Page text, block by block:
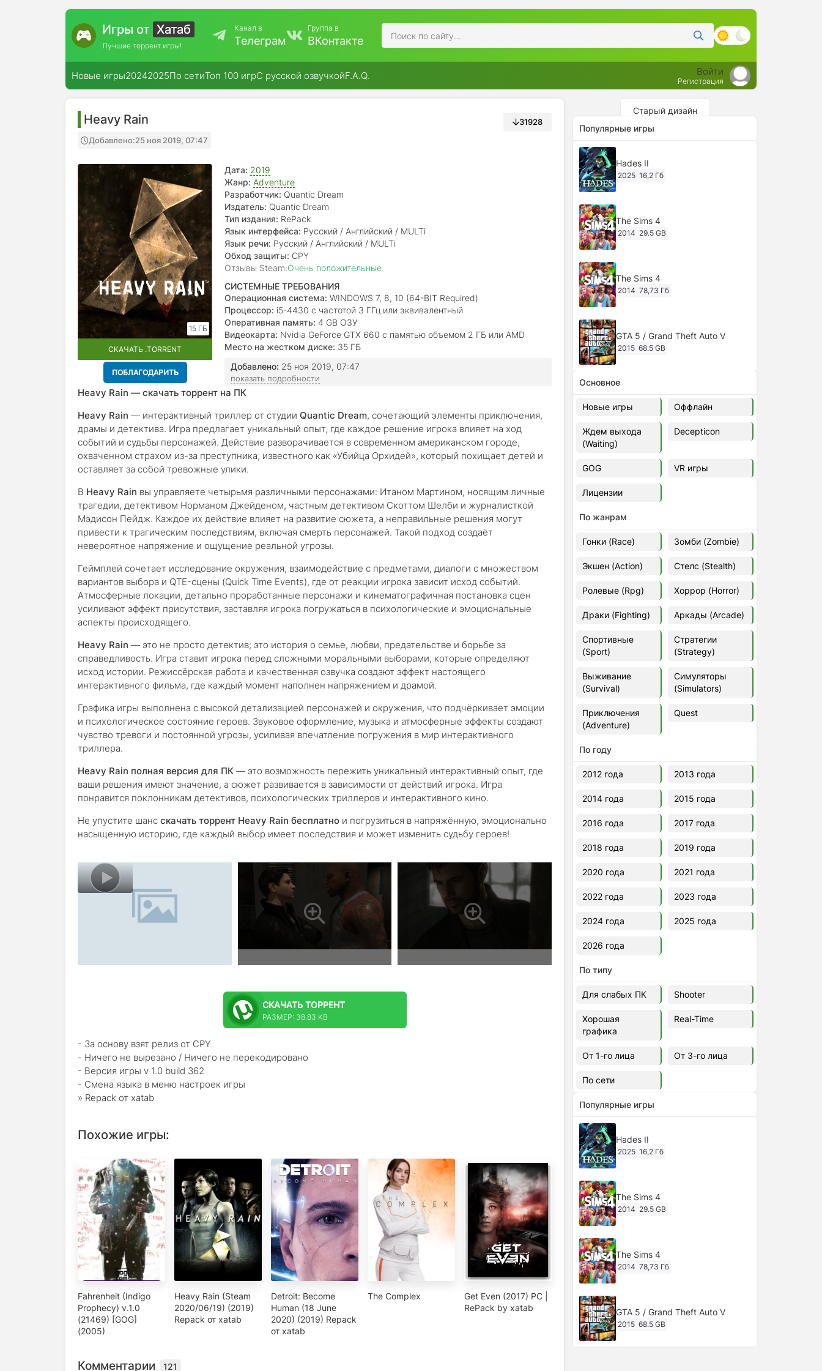
Игры от Хатаб
Лучшие торрент игры!
Канал в
Телеграм
Группа в
ВКонтакте
Новые игры20242025По сетиТоп 100 игрС русской озвучкойF.A.Q. Войти
Регистрация
Heavy Rain
Добавлено:25 ноя 2019, 07:47
31928
15 ГБ
СКАЧАТЬ .TORRENT
ПОБЛАГОДАРИТЬ
Дата: 2019
Жанр: Adventure
Разработчик: Quantic Dream
Издатель: Quantic Dream
Тип издания: RePack
Язык интерфейса: Русский / Английский / MULTi
Язык речи: Русский / Английский / MULTi
Обход защиты: CPY
Отзывы Steam:Очень положительные
СИСТЕМНЫЕ ТРЕБОВАНИЯ
Операционная система: WINDOWS 7, 8, 10 (64-BIT Required)
Процессор: i5-4430 с частотой 3 ГГц или эквивалентный
Оперативная память: 4 GB ОЗУ
Видеокарта: Nvidia GeForce GTX 660 с памятью объемом 2 ГБ или AMD
Radeon HD 7870 с памятью объемом 2 ГБ
Место на жестком диске: 35 ГБ
Добавлено: 25 ноя 2019, 07:47
показать подробности
Heavy Rain — скачать торрент на ПК
Heavy Rain — интерактивный триллер от студии Quantic Dream, сочетающий элементы приключения,
драмы и детектива. Игра предлагает уникальный опыт, где каждое решение игрока влияет на ход
событий и судьбы персонажей. Действие разворачивается в современном американском городе,
охваченном страхом из-за преступника, известного как «Убийца Орхидей», который похищает детей и
оставляет за собой тревожные улики.
В Heavy Rain вы управляете четырьмя различными персонажами: Итаном Мартином, носящим личные
трагедии, детективом Норманом Джейденом, частным детективом Скоттом Шелби и журналисткой
Мэдисон Пейдж. Каждое их действие влияет на развитие сюжета, а неправильные решения могут
привести к трагическим последствиям, включая смерть персонажей. Такой подход создаёт
невероятное напряжение и ощущение реальной угрозы.
Геймплей сочетает исследование окружения, взаимодействие с предметами, диалоги с множеством
вариантов выбора и QTE-сцены (Quick Time Events), где от реакции игрока зависит исход событий.
Атмосферные локации, детально проработанные персонажи и кинематографичная постановка сцен
усиливают эффект присутствия, заставляя игрока погружаться в психологические и эмоциональные
аспекты происходящего.
Heavy Rain — это не просто детектив; это история о семье, любви, предательстве и борьбе за
справедливость. Игра ставит игрока перед сложными моральными выборами, которые определяют
исход истории. Режиссёрская работа и качественная озвучка создают эффект настоящего
интерактивного фильма, где каждый момент наполнен напряжением и драмой.
Графика игры выполнена с высокой детализацией персонажей и окружения, что подчёркивает эмоции
и психологическое состояние героев. Звуковое оформление, музыка и атмосферные эффекты создают
чувство тревоги и постоянной угрозы, усиливая впечатление погружения в мир интерактивного
триллера.
Heavy Rain полная версия для ПК — это возможность пережить уникальный интерактивный опыт, где
ваши решения имеют значение, а сюжет развивается в зависимости от действий игрока. Игра
понравится поклонникам детективов, психологических триллеров и интерактивного кино.
Не упустите шанс скачать торрент Heavy Rain бесплатно и погрузиться в напряжённую, эмоционально
насыщенную историю, где каждый выбор имеет последствия и может изменить судьбу героев!
СКАЧАТЬ ТОРРЕНТ
РАЗМЕР: 38.83 KB
- За основу взят релиз от CPY
- Ничего не вырезано / Ничего не перекодировано
- Версия игры v 1.0 build 362
- Смена языка в меню настроек игры
» Repack от xatab
Похожие игры:
Fahrenheit (Indigo
Prophecy) v.1.0
(21469) [GOG]
(2005)
Heavy Rain (Steam
2020/06/19) (2019)
Repack от xatab
Detroit: Become
Human (18 June
2020) (2019) Repack
от xatab
The Complex
Get Even (2017) PC |
RePack by xatab
Комментарии 121
Старый дизайн
Популярные игры
Hades II
2025 16,2 Гб
The Sims 4
2014 29.5 GB
The Sims 4
2014 78,73 Гб
GTA 5 / Grand Theft Auto V
2015 68.5 GB
Ghost of Tsushima: Director's Cut
v.1053.8.1023.1614 [RePack
Decepticon] (2024)
2024
Cyberpunk 2077
49.4 GB
Ghost of Tsushima: Director's Cut
v.1053.9.0623.1807 [Папка
Euro Truck Simulator 2 v.1.60.1.7s
[Папка игры] (2012)
37,77 Гб
Forza Horizon 5 v.688.044
[Папка игры] (2021)
2021
V Rising
2024
Основное
Новые игры Оффлайн
Ждем выхода
(Waiting)
Decepticon
GOG VR игры
Лицензии
По жанрам
Гонки (Race) Зомби (Zombie)
Экшен (Action) Стелс (Stealth)
Ролевые (Rpg) Хоррор (Horror)
Драки (Fighting) Аркады (Arcade)
Спортивные
(Sport)
Стратегии
(Strategy)
Выживание
(Survival)
Симуляторы
(Simulators)
Приключения
(Adventure)
Quest
По году
2012 года 2013 года
2014 года 2015 года
2016 года 2017 года
2018 года 2019 года
2020 года 2021 года
2022 года 2023 года
2024 года 2025 года
2026 года
По типу
Для слабых ПК Shooter
Хорошая
графика
Real-Time
От 1-го лица От 3-го лица
По сети
Популярные игры
Hades II
2025 16,2 Гб
The Sims 4
2014 29.5 GB
The Sims 4
2014 78,73 Гб
GTA 5 / Grand Theft Auto V
2015 68.5 GB